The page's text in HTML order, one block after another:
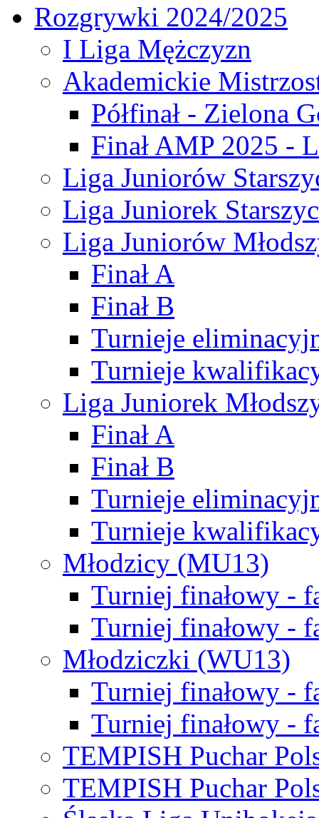
Rozgrywki 2024/2025
I Liga Mężczyzn
Akademickie
Półfinał - Zielona
Finał AMP 2025 -
Liga Juniorów
Liga Juniorek
Liga Juniorów
Finał A
Finał B
Turnieje
Turnieje
Liga Juniorek
Finał A
Finał B
Turnieje
Turnieje
Młodzicy (MU13)
Turniej finałowy -
Turniej finałowy -
Młodziczki (WU13)
Turniej finałowy -
Turniej finałowy -
TEMPISH Puchar
TEMPISH Puchar